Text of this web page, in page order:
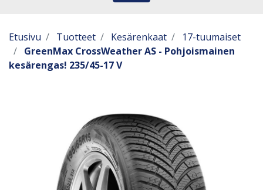
Etusivu Tuotteet Kesärenkaat
17-tuumaiset
GreenMax CrossWeather AS - Pohjoismainen
kesärengas! 235/45-17 V